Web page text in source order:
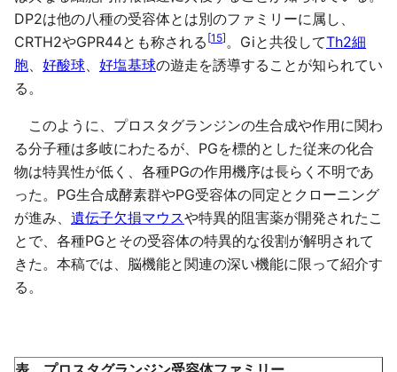
DP2は他の八種の受容体とは別のファミリーに属し、
CRTH2やGPR44とも称される [15]。Giと共役してTh2細
胞、 好酸球、 好塩基球の遊走を誘導することが知られてい
る。
このように、プロスタグランジンの生合成や作用に関わ
る分子種は多岐にわたるが、PGを標的とした従来の化合
物は特異性が低く、各種PGの作用機序は長らく不明であ
った。PG生合成酵素群やPG受容体の同定とクローニング
が進み、 遺伝子欠損マウスや特異的阻害薬が開発されたこ
とで、各種PGとその受容体の特異的な役割が解明されて
きた。本稿では、脳機能と関連の深い機能に限って紹介す
る。